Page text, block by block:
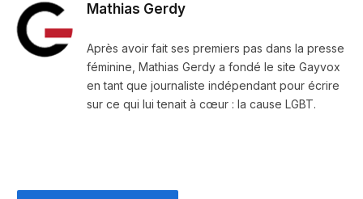
Mathias Gerdy
Après avoir fait ses premiers pas dans la presse
féminine, Mathias Gerdy a fondé le site Gayvox
en tant que journaliste indépendant pour écrire
sur ce qui lui tenait à cœur : la cause LGBT.